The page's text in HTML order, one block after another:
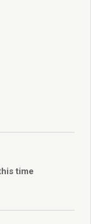
time